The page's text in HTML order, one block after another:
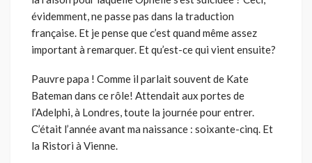
évidemment, ne passe pas dans la traduction
française. Et je pense que c’est quand même assez
important à remarquer. Et qu’est-ce qui vient ensuite?
Pauvre papa ! Comme il parlait souvent de Kate
Bateman dans ce rôle! Attendait aux portes de
l’Adelphi, à Londres, toute la journée pour entrer.
C’était l’année avant ma naissance : soixante-cinq. Et
la Ristori à Vienne.